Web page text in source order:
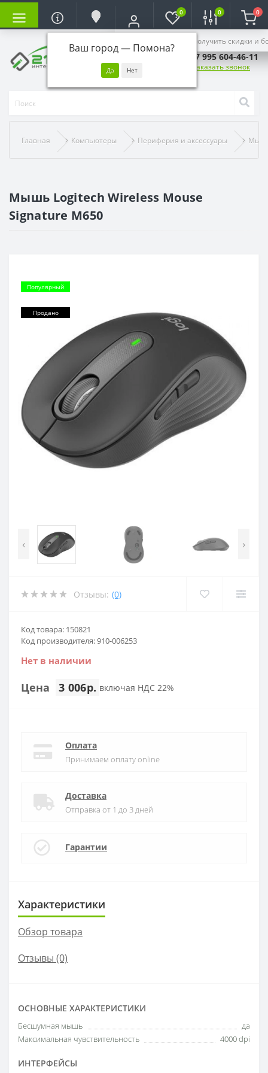
Ваш город — Помона?
Войдите, чтобы получить скидки и
0 0 0
+7 995 604-46-11
Заказать звонок
Главная Компьютеры Периферия и аксессуары
Мышь Logitech Wireless Mouse
Signature M650
Популярный
Продано
‹ ›
Отзывы: (0)
Код товара: 150821
Код производителя: 910-006253
Нет в наличии
Цена 3 006р. включая НДС 22%
Оплата
Принимаем оплату online
Доставка
Отправка от 1 до 3 дней
Гарантии
Характеристики
Обзор товара
Отзывы (0)
ОСНОВНЫЕ ХАРАКТЕРИСТИКИ
Бесшумная мышь
да
Максимальная чувствительность
4000 dpi
ИНТЕРФЕЙСЫ